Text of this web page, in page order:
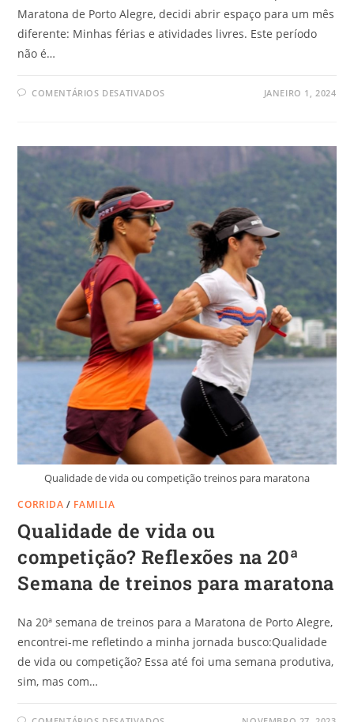
Maratona de Porto Alegre, decidi abrir espaço para um mês
diferente: Minhas férias e atividades livres. Este período
não é…
COMENTÁRIOS DESATIVADOS JANEIRO 1, 2024
Qualidade de vida ou competição treinos para maratona
CORRIDA / FAMILIA
Qualidade de vida ou
competição? Reflexões na 20ª
Semana de treinos para maratona
Na 20ª semana de treinos para a Maratona de Porto Alegre,
encontrei-me refletindo a minha jornada busco:Qualidade
de vida ou competição? Essa até foi uma semana produtiva,
sim, mas com…